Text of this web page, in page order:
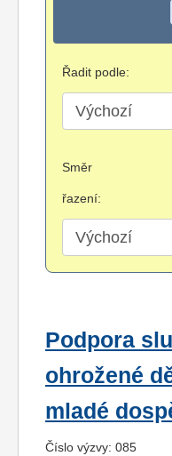
Řadit podle:
Směr
řazení:
Podpora
ohrožené
mladé
Číslo výzvy: 085